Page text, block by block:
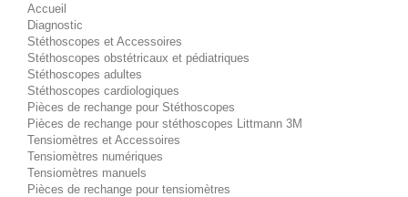
Accueil
Diagnostic
Stéthoscopes et Accessoires
Stéthoscopes obstétricaux et pédiatriques
Stéthoscopes adultes
Stéthoscopes cardiologiques
Pièces de rechange pour Stéthoscopes
Pièces de rechange pour stéthoscopes Littmann 3M
Tensiomètres et Accessoires
Tensiomètres numériques
Tensiomètres manuels
Pièces de rechange pour tensiomètres